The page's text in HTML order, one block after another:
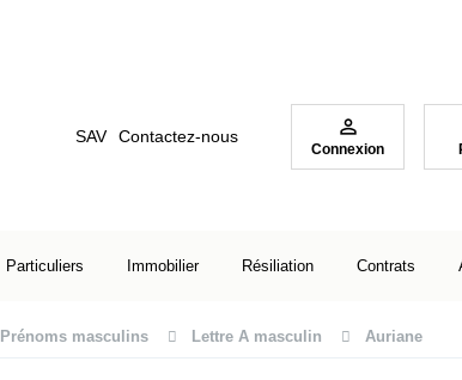
SAV Contactez-nous 
Connexion
Particuliers Immobilier Résiliation Contrats
Prénoms masculins Lettre A masculin Auriane